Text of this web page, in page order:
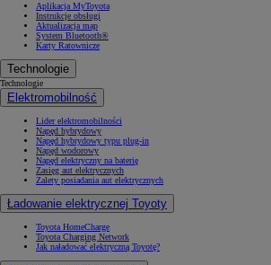
Aplikacja MyToyota
Instrukcje obsługi
Aktualizacja map
System Bluetooth®
Karty Ratownicze
Technologie
Technologie
Elektromobilność
Lider elektromobilności
Napęd hybrydowy
Napęd hybrydowy typu plug-in
Napęd wodorowy
Napęd elektryczny na baterię
Zasięg aut elektrycznych
Zalety posiadania aut elektrycznych
Ładowanie elektrycznej Toyoty
Toyota HomeCharge
Toyota Charging Network
Jak naładować elektryczną Toyotę?